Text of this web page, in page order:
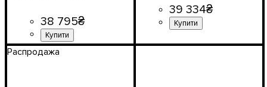
38 795₴
39 334₴
Распродажа